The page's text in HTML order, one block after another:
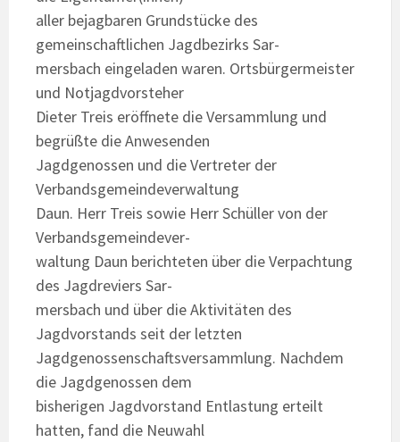
aller bejagbaren Grundstücke des
gemeinschaftlichen Jagdbezirks Sar-
mersbach eingeladen waren. Ortsbürgermeister
und Notjagdvorsteher
Dieter Treis eröffnete die Versammlung und
begrüßte die Anwesenden
Jagdgenossen und die Vertreter der
Verbandsgemeindeverwaltung
Daun. Herr Treis sowie Herr Schüller von der
Verbandsgemeindever-
waltung Daun berichteten über die Verpachtung
des Jagdreviers Sar-
mersbach und über die Aktivitäten des
Jagdvorstands seit der letzten
Jagdgenossenschaftsversammlung. Nachdem
die Jagdgenossen dem
bisherigen Jagdvorstand Entlastung erteilt
hatten, fand die Neuwahl